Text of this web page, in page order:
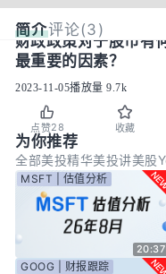
简介评论(3)
财政政策对于股市有
最重要的因素？
2023-11-05播放量 9.7k
点赞28 收藏
为你推荐
全部美投精华美投讲美股
20:37
MSFT | 估值分析
GOOG | 财报跟踪